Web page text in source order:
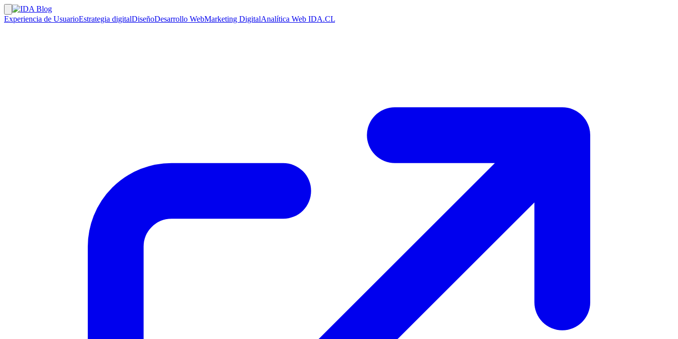
Experiencia de UsuarioEstrategia digitalDiseñoDesarrollo WebMarketing DigitalAnalítica Web IDA.CL